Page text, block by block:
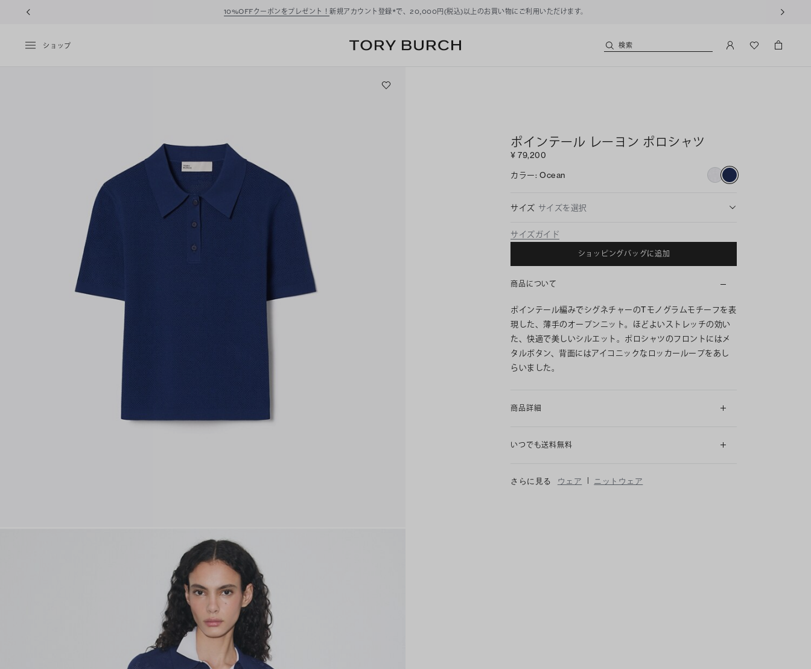
10%OFFクーポンをプレゼント！ 新規アカウント登録*で、20,000円(税込)以上のお買い物にご利用いただけます。
ショップ 検索
ポインテール レーヨン ポロシャツ
¥ 79,200
カラー: Ocean
サイズ サイズを選択
サイズガイド
ショッピングバッグに追加
商品について
ポインテール編みでシグネチャーのTモノグラムモチーフを表
現した、薄手のオープンニット。ほどよいストレッチの効い
た、快適で美しいシルエット。ポロシャツのフロントにはメ
タルボタン、背面にはアイコニックなロッカーループをあし
らいました。
商品詳細
いつでも送料無料
さらに見る ウェア | ニットウェア